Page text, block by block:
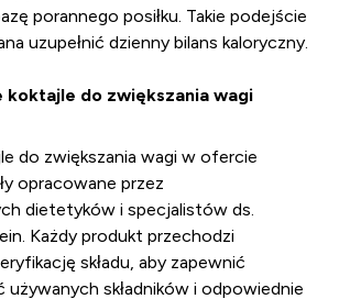
porannego posiłku. Takie podejście
uzupełnić dzienny bilans kaloryczny.
koktajle do zwiększania wagi
do zwiększania wagi w ofercie
opracowane przez
dietetyków i specjalistów ds.
Każdy produkt przechodzi
składu, aby zapewnić
używanych składników i odpowiednie